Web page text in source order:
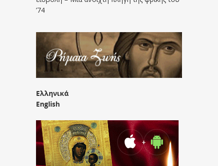
’74
Ελληνικά
English